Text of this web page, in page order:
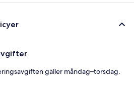
gäller måndag–torsdag.